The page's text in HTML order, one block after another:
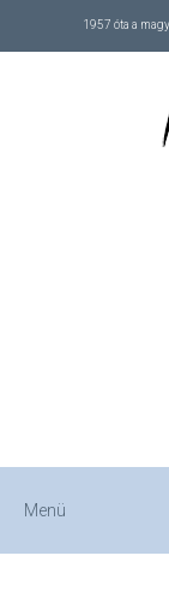
1957 óta a
Menü